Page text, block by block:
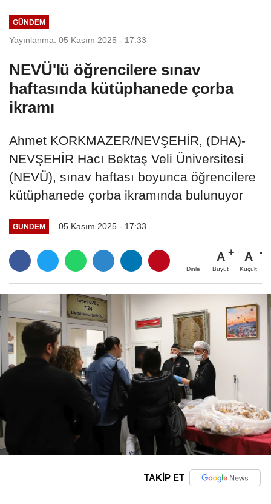
GÜNDEM
Yayınlanma: 05 Kasım 2025 - 17:33
NEVÜ'lü öğrencilere sınav
haftasında kütüphanede çorba
ikramı
Ahmet KORKMAZER/NEVŞEHİR, (DHA)-
NEVŞEHİR Hacı Bektaş Veli Üniversitesi
(NEVÜ), sınav haftası boyunca öğrencilere
kütüphanede çorba ikramında bulunuyor
GÜNDEM 05 Kasım 2025 - 17:33
Dinle
A
Büyüt
A
Küçült
TAKİP ET